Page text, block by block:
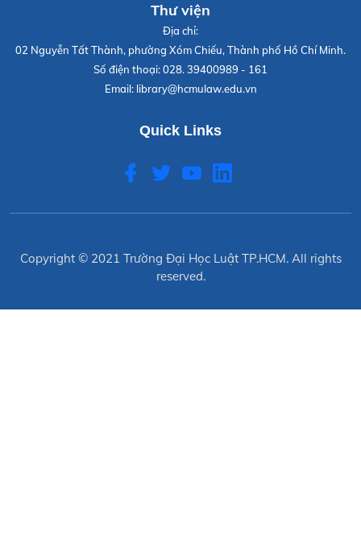
Thư viện
Địa chỉ:
02 Nguyễn Tất Thành, phường Xóm Chiếu, Thành phố Hồ Chí Minh.
Số điện thoại:028. 39400989 - 161
Email: library@hcmulaw.edu.vn
Quick Links
Copyright © 2021 Trường Đại Học Luật TP.HCM. All rights
reserved.